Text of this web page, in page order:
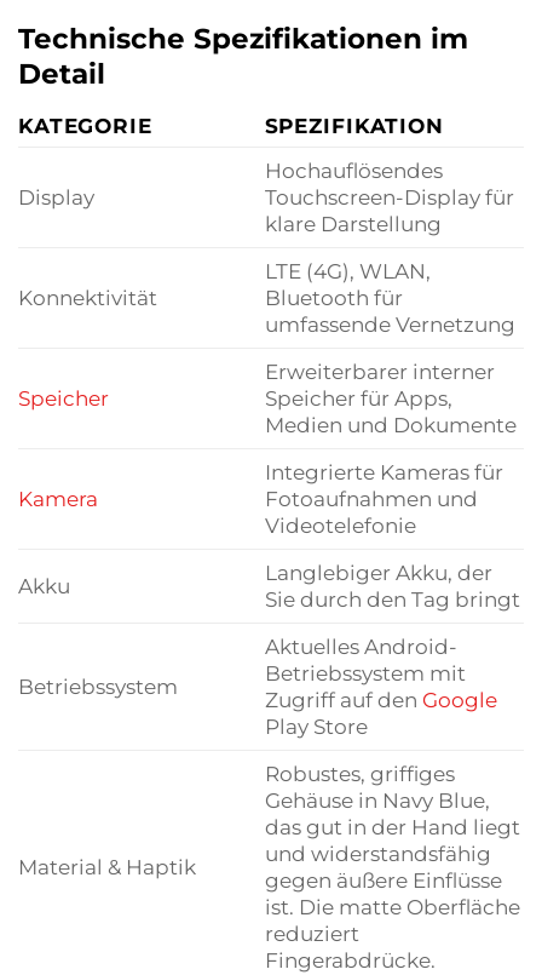
Technische Spezifikationen im
Detail
KATEGORIE SPEZIFIKATION
Display
Hochauflösendes
Touchscreen-Display für
klare Darstellung
Konnektivität
LTE (4G), WLAN,
Bluetooth für
umfassende Vernetzung
Speicher
Erweiterbarer interner
Speicher für Apps,
Medien und Dokumente
Kamera
Integrierte Kameras für
Fotoaufnahmen und
Videotelefonie
Akku
Langlebiger Akku, der
Sie durch den Tag bringt
Betriebssystem
Aktuelles Android-
Betriebssystem mit
Zugriff auf den Google
Play Store
Material & Haptik
Robustes, griffiges
Gehäuse in Navy Blue,
das gut in der Hand liegt
und widerstandsfähig
gegen äußere Einflüsse
ist. Die matte Oberfläche
reduziert
Fingerabdrücke.